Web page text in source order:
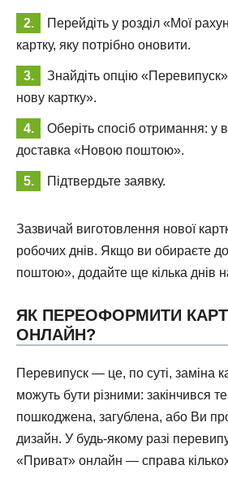
Перейдіть у розділ «Мої
картку, яку потрібно оновити.
Знайдіть опцію
нову картку».
Оберіть спосіб отримання: у
доставка «Новою поштою».
Підтвердьте заявку.
Зазвичай виготовлення нової
робочих днів. Якщо ви обираєте
поштою», додайте ще кілька днів
ЯК ПЕРЕОФОРМИТИ
ОНЛАЙН?
Перевипуск — це, по суті, заміна
можуть бути різними: закінчився
пошкоджена, загублена, або Ви
дизайн. У будь-якому разі
«Приват» онлайн — справа